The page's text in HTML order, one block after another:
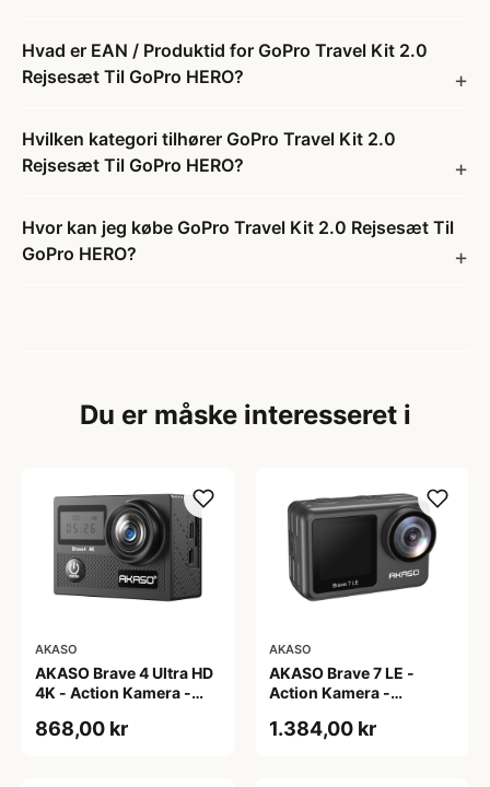
Hvad er EAN / Produktid for GoPro Travel Kit 2.0
Rejsesæt Til GoPro HERO?
Hvilken kategori tilhører GoPro Travel Kit 2.0
Rejsesæt Til GoPro HERO?
Hvor kan jeg købe GoPro Travel Kit 2.0 Rejsesæt Til
GoPro HERO?
Du er måske interesseret i
AKASO
AKASO Brave 4 Ultra HD
4K - Action Kamera -
868,00 kr
AKASO
AKASO Brave 7 LE -
Action Kamera -
Wandtæt
1.384,00 kr